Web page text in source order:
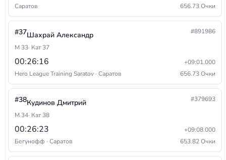
Саратов
656.73 Очки
#37Шахрай Александр
#891986
М 33· Кат 37
00:26:16
+09:01.000
Hero League Training Saratov · Саратов
656.73 Очки
#38Кудинов Дмитрий
#379693
М 34· Кат 38
00:26:23
+09:08.000
Бегунофф · Саратов
653.82 Очки